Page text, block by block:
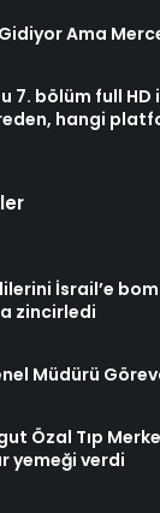
Ama
7. bölüm full HD
hangi
İsrail’e
zincirledi
Müdürü
Özal Tıp
yemeği verdi